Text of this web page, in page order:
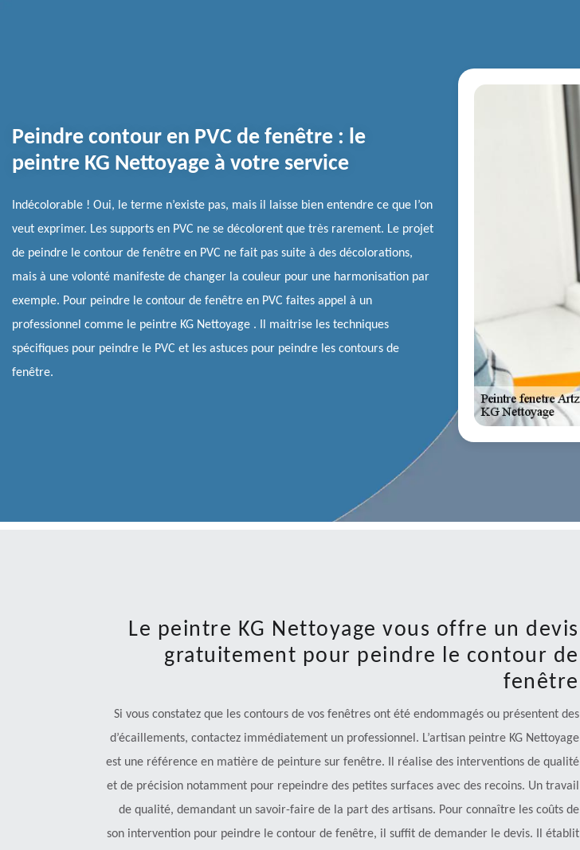
Peindre contour en PVC de fenêtre : le
peintre KG Nettoyage à votre service
Indécolorable ! Oui, le terme n’existe pas, mais il laisse bien entendre ce que l’on
veut exprimer. Les supports en PVC ne se décolorent que très rarement. Le projet
de peindre le contour de fenêtre en PVC ne fait pas suite à des décolorations,
mais à une volonté manifeste de changer la couleur pour une harmonisation par
exemple. Pour peindre le contour de fenêtre en PVC faites appel à un
professionnel comme le peintre KG Nettoyage . Il maitrise les techniques
spécifiques pour peindre le PVC et les astuces pour peindre les contours de
fenêtre.
Le peintre KG Nettoyage vous offre un devis
gratuitement pour peindre le contour de
fenêtre
Si vous constatez que les contours de vos fenêtres ont été endommagés ou présentent des
d’écaillements, contactez immédiatement un professionnel. L’artisan peintre KG Nettoyage
est une référence en matière de peinture sur fenêtre. Il réalise des interventions de qualité
et de précision notamment pour repeindre des petites surfaces avec des recoins. Un travail
de qualité, demandant un savoir-faire de la part des artisans. Pour connaître les coûts de
son intervention pour peindre le contour de fenêtre, il suffit de demander le devis. Il établit